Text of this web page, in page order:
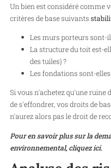
Un bien est considéré comme
critères de base suivants
Les murs porteurs sont-
La structure du toit est-
des tuiles) ?
Les fondations sont-
Si vous n'achetez qu'une
de s'effondrer, vos droits de
n'aurez alors pas le droit de
Pour en savoir plus sur la
environnemental, cliquez ici.